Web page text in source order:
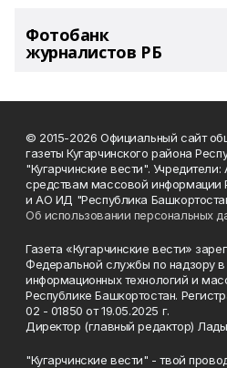
Фотобанк
журналистов РБ
© 2015-2026 Официальный сайт
газеты Кугарчинского района
"Кугарчинские вести". Учредители:
средствам массовой информации
и АО ИД "Республика
Об использовании персональных
Газета «Кугарчинские вести»
Федеральной службы по надзору
информационных технологий и
Республике Башкортостан.
02 - 01850 от 19.05.2025 г.
Директор (главный редактор)
"Кугарчинские вести" - твой